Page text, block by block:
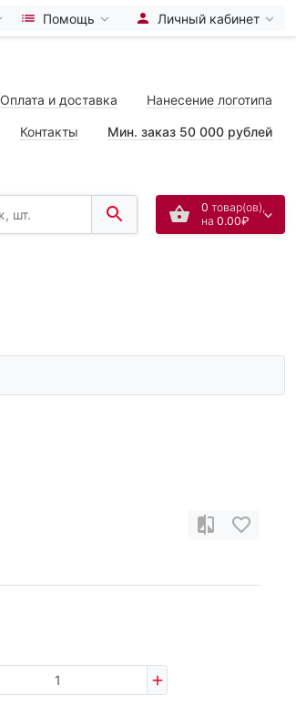
Помощь Личный кабинет
Оплата и доставка Нанесение логотипа
Контакты Мин. заказ 50 000 рублей
0 товар(ов),
на 0.00₽